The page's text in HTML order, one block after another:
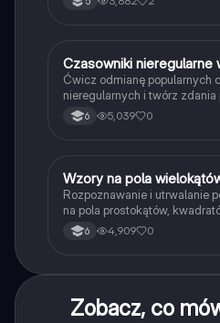
CJęzyk angielski
Czasowniki nieregularne
Ćwicz odmianę popularnych
nieregularnych i twórz zdania
didn't w czasie Past Simple.
6 5,039 0
WMatematyka
Wzory na pola
Rozpoznawanie i utrwalanie
na pola prostokątów,
6 4,909 0
Zobacz, co